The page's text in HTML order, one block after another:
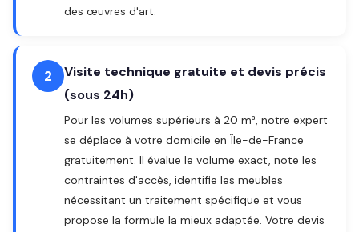
des œuvres d'art.
2
Visite technique gratuite et devis précis
(sous 24h)
Pour les volumes supérieurs à 20 m³, notre expert
se déplace à votre domicile en Île-de-France
gratuitement. Il évalue le volume exact, note les
contraintes d'accès, identifie les meubles
nécessitant un traitement spécifique et vous
propose la formule la mieux adaptée. Votre devis